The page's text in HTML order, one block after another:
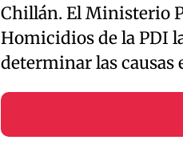
Chillán. El Ministerio
Homicidios de la PDI
determinar las